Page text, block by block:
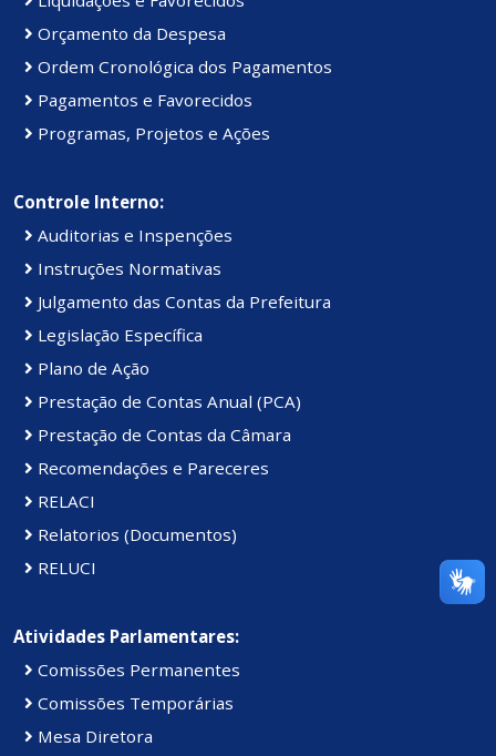
Orçamento da Despesa
Ordem Cronológica dos Pagamentos
Pagamentos e Favorecidos
Programas, Projetos e Ações
Controle Interno:
Auditorias e Inspenções
Instruções Normativas
Julgamento das Contas da Prefeitura
Legislação Específica
Plano de Ação
Prestação de Contas Anual (PCA)
Prestação de Contas da Câmara
Recomendações e Pareceres
RELACI
Relatorios (Documentos)
RELUCI
Atividades Parlamentares:
Comissões Permanentes
Comissões Temporárias
Mesa Diretora